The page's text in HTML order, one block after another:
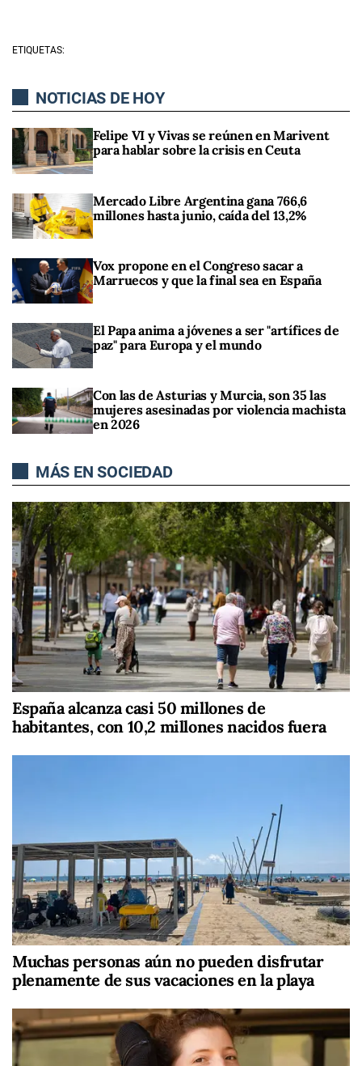
ETIQUETAS:
NOTICIAS DE HOY
Felipe VI y Vivas se reúnen en Marivent
para hablar sobre la crisis en Ceuta
Mercado Libre Argentina gana 766,6
millones hasta junio, caída del 13,2%
Vox propone en el Congreso sacar a
Marruecos y que la final sea en España
El Papa anima a jóvenes a ser "artífices de
paz" para Europa y el mundo
Con las de Asturias y Murcia, son 35 las
mujeres asesinadas por violencia machista
en 2026
MÁS EN SOCIEDAD
España alcanza casi 50 millones de
habitantes, con 10,2 millones nacidos fuera
Muchas personas aún no pueden disfrutar
plenamente de sus vacaciones en la playa